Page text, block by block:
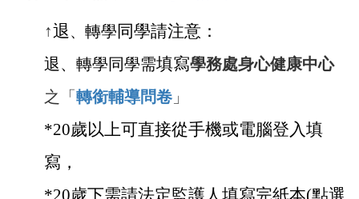
↑退、 轉學 同學請注意：
退、轉學同學需填寫學務處身心健康中心
之「 轉銜輔導問卷 」
*20歲以上可直接從手機或電腦登入填
寫，
*20歲下需請法定監護人填寫完紙本(點選